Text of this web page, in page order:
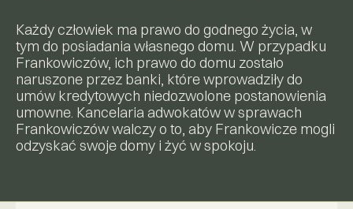
Każdy człowiek ma prawo do godnego życia, w
tym do posiadania własnego domu. W przypadku
Frankowiczów, ich prawo do domu zostało
naruszone przez banki, które wprowadziły do
umów kredytowych niedozwolone postanowienia
umowne. Kancelaria adwokatów w sprawach
Frankowiczów walczy o to, aby Frankowicze mogli
odzyskać swoje domy i żyć w spokoju.